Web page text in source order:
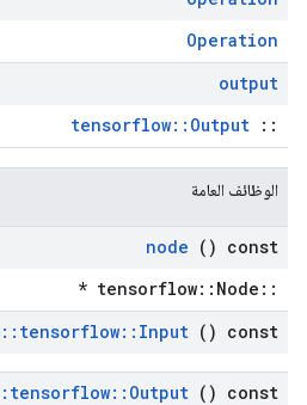
Operation
output
::
tensorflow::Output
الوظائف العامة
node () const
::tensorflow::Node *
:: tensorflow:: Input () const
tensorflow:: Output () const